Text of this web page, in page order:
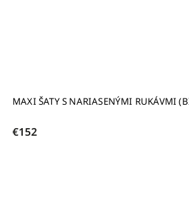
VOĽNÉ TEPLÁKOVÉ ŠATY S OPASKOM
€89,50